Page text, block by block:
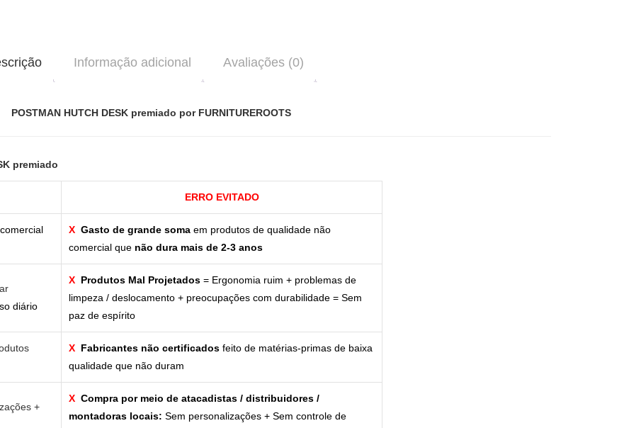
Informação adicional Avaliações (0)
POSTMAN HUTCH DESK premiado por FURNITUREROOTS
premiado
ERRO EVITADO
X Gasto de grande soma em produtos de qualidade não
comercial que não dura mais de 2-3 anos
diário
X Produtos Mal Projetados = Ergonomia ruim + problemas de
limpeza / deslocamento + preocupações com durabilidade = Sem
paz de espírito
X Fabricantes não certificados feito de matérias-primas de baixa
qualidade que não duram
+
X Compra por meio de atacadistas / distribuidores /
montadoras locais: Sem personalizações + Sem controle de